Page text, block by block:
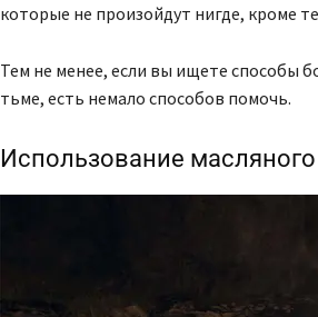
которые не произойдут нигде, кроме
Тем не менее, если вы ищете способы
тьме, есть немало способов помочь.
Использование